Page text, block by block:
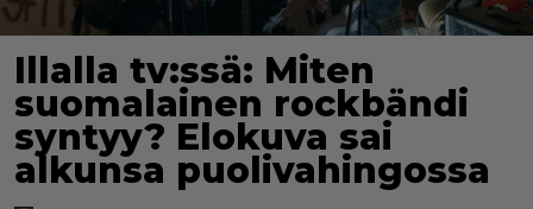
Illalla tv:ssä: Miten
suomalainen rockbändi
syntyy? Elokuva sai
alkunsa puolivahingossa